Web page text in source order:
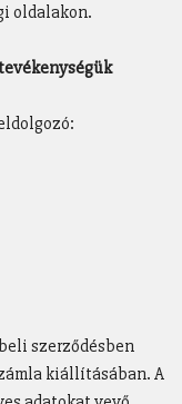
oldalakon.
szerződésben
kiállításában. A